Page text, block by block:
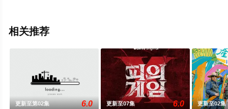
相关推荐
更新至第02集 6.0 更新至07集 6.0 更新至02集